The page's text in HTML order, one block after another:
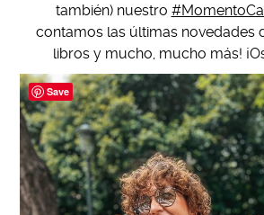
también) nuestro
contamos las últimas novedades
libros y mucho, mucho más!
Save